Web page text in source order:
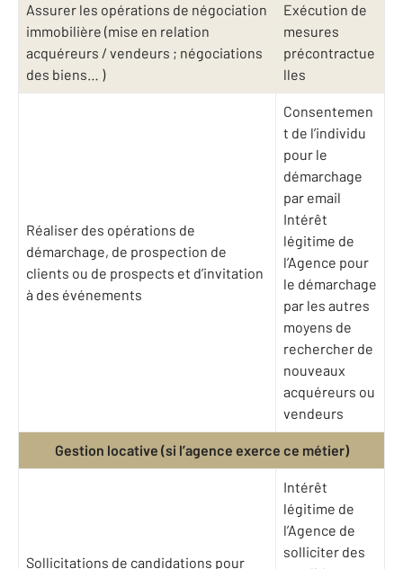
Assurer les opérations de négociation
immobilière (mise en relation
acquéreurs / vendeurs ; négociations
des biens… )
Exécution de
mesures
précontractue
lles
Réaliser des opérations de
démarchage, de prospection de
clients ou de prospects et d’invitation
à des événements
Consentemen
t de l’individu
pour le
démarchage
par email
Intérêt
légitime de
l’Agence pour
le démarchage
par les autres
moyens de
rechercher de
nouveaux
acquéreurs ou
vendeurs
Gestion locative (si l’agence exerce ce métier)
Sollicitations de candidations pour
Intérêt
légitime de
l’Agence de
solliciter des